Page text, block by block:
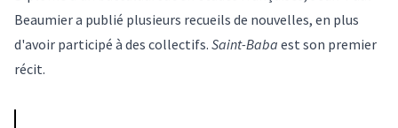
Beaumier a publié plusieurs recueils de nouvelles, en plus
d'avoir participé à des collectifs. Saint-Baba est son premier
récit.